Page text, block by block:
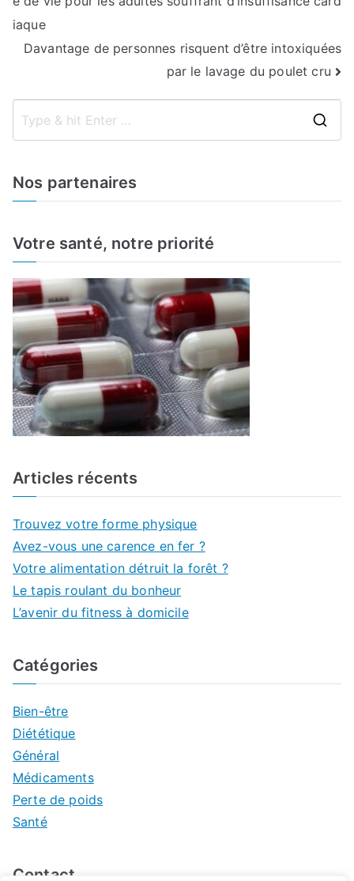
de
l’article
iaque
Davantage de personnes risquent d’être intoxiquées
par le lavage du poulet cru
f
Nos partenaires
Votre santé, notre priorité
Articles récents
Trouvez votre forme physique
Avez-vous une carence en fer ?
Votre alimentation détruit la forêt ?
Le tapis roulant du bonheur
L’avenir du fitness à domicile
Catégories
Bien-être
Diététique
Général
Médicaments
Perte de poids
Santé
Contact